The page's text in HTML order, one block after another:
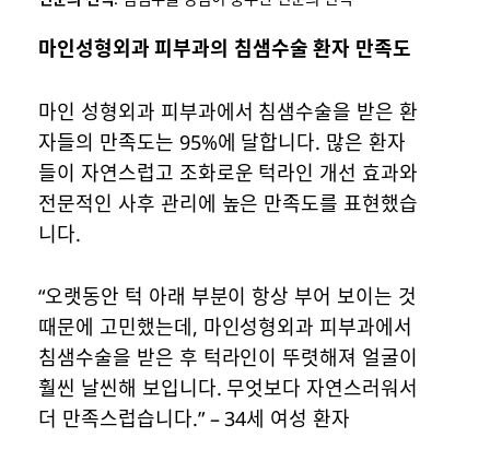
마인성형외과 피부과의 침샘수술 환자 만족도
마인 성형외과 피부과에서 침샘수술을 받은 환
자들의 만족도는 95%에 달합니다. 많은 환자
들이 자연스럽고 조화로운 턱라인 개선 효과와
전문적인 사후 관리에 높은 만족도를 표현했습
니다.
“오랫동안 턱 아래 부분이 항상 부어 보이는 것
때문에 고민했는데, 마인성형외과 피부과에서
침샘수술을 받은 후 턱라인이 뚜렷해져 얼굴이
훨씬 날씬해 보입니다. 무엇보다 자연스러워서
더 만족스럽습니다.” – 34세 여성 환자